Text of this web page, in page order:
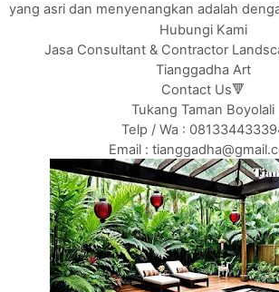
yang asri dan menyenangkan adalah
Hubungi Kami
Jasa Consultant & Contractor
Tianggadha Art
Contact Us🔻
Tukang Taman Boyolali
Telp / Wa :
Email :